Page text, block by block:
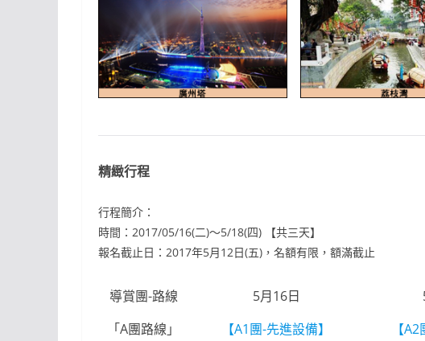
精緻行程
行程簡介：
時間：2017/05/16(二)～5/18(四) 【共三天】
報名截止日：2017年5月12日(五)，名額有限，額滿截止
導賞團-路線 5月16日
「A團路線」
【A1團-先進設備】
【